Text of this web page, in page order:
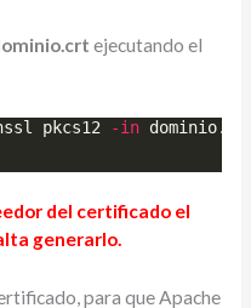
ejecutando el
pkcs12 -in dominio.
del certificado el
generarlo.
para que Apache